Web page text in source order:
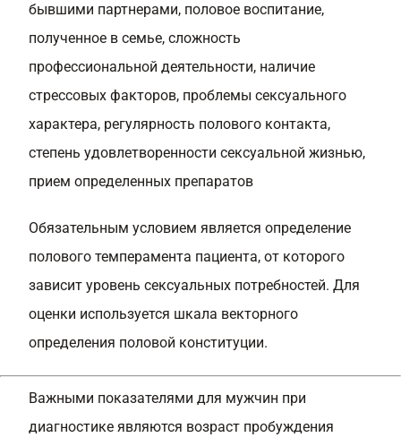
бывшими партнерами, половое воспитание,
полученное в семье, сложность
профессиональной деятельности, наличие
стрессовых факторов, проблемы сексуального
характера, регулярность полового контакта,
степень удовлетворенности сексуальной жизнью,
прием определенных препаратов
Обязательным условием является определение
полового темперамента пациента, от которого
зависит уровень сексуальных потребностей. Для
оценки используется шкала векторного
определения половой конституции.
Важными показателями для мужчин при
диагностике являются возраст пробуждения